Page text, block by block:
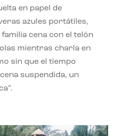
en papel de
azules portátiles,
familia cena con el telón
mientras charla en
sin que el tiempo
suspendida, un